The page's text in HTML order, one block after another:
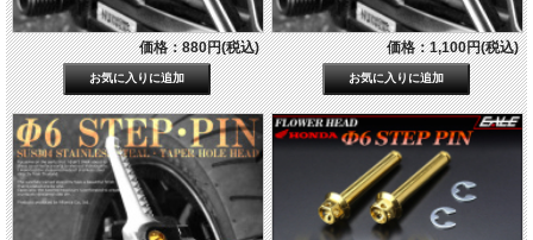
価格：880円(税込) 価格：1,100円(税込)